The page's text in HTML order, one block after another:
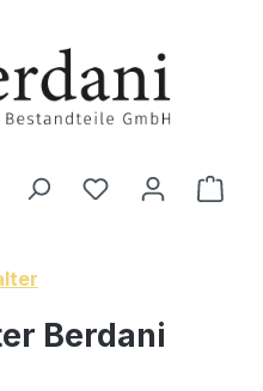
Berdani